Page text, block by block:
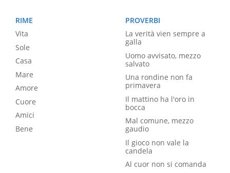
RIME
Vita
Sole
Casa
Mare
Amore
Cuore
Amici
Bene
PROVERBI
La verità vien sempre a
galla
Uomo avvisato, mezzo
salvato
Una rondine non fa
primavera
Il mattino ha l'oro in
bocca
Mal comune, mezzo
gaudio
Il gioco non vale la
candela
Al cuor non si comanda